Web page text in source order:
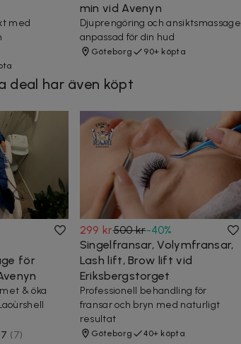
med
min vid Avenyn
Djuprengöring och ansiktsmassage
anpassad för din hud
Göteborg 90+ köpta
deal har även köpt
för
& öka
(7)
299 kr500 kr-40%
Singelfransar, Volymfransar,
Lash lift, Brow lift vid
Eriksbergstorget
Professionell behandling för
fransar och bryn med naturligt
resultat
Göteborg 40+ köpta